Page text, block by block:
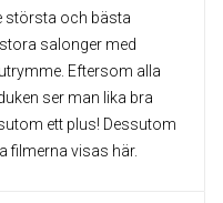
största och bästa
salonger med
Eftersom alla
ser man lika bra
ett plus! Dessutom
filmerna visas här.